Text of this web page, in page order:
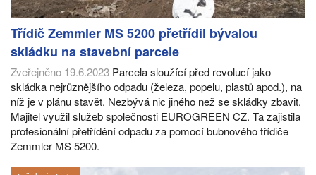
Třídič Zemmler MS 5200 přetřídil bývalou
skládku na stavební parcele
Zveřejněno 19.6.2023 Parcela sloužící před revolucí jako
skládka nejrůznějšího odpadu (železa, popelu, plastů apod.), na
níž je v plánu stavět. Nezbývá nic jiného než se skládky zbavit.
Majitel využil služeb společnosti EUROGREEN CZ. Ta zajistila
profesionální přetřídění odpadu za pomocí bubnového třídiče
Zemmler MS 5200.